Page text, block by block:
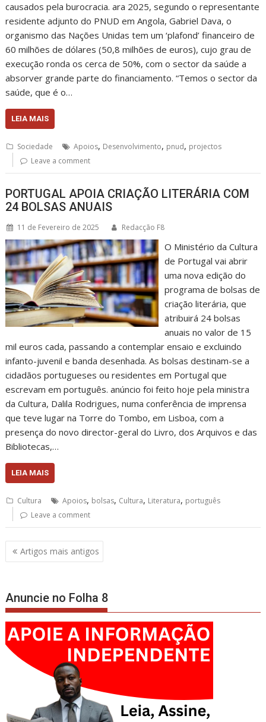
causados pela burocracia. ara 2025, segundo o representante
residente adjunto do PNUD em Angola, Gabriel Dava, o
organismo das Nações Unidas tem um ‘plafond’ financeiro de
60 milhões de dólares (50,8 milhões de euros), cujo grau de
execução ronda os cerca de 50%, com o sector da saúde a
absorver grande parte do financiamento. “Temos o sector da
saúde, que é o…
LEIA MAIS
Sociedade Apoios, Desenvolvimento, pnud, projectos
Leave a comment
PORTUGAL APOIA CRIAÇÃO LITERÁRIA COM
24 BOLSAS ANUAIS
11 de Fevereiro de 2025 Redacção F8
O Ministério da Cultura
de Portugal vai abrir
uma nova edição do
programa de bolsas de
criação literária, que
atribuirá 24 bolsas
anuais no valor de 15
mil euros cada, passando a contemplar ensaio e excluindo
infanto-juvenil e banda desenhada. As bolsas destinam-se a
cidadãos portugueses ou residentes em Portugal que
escrevam em português. anúncio foi feito hoje pela ministra
da Cultura, Dalila Rodrigues, numa conferência de imprensa
que teve lugar na Torre do Tombo, em Lisboa, com a
presença do novo director-geral do Livro, dos Arquivos e das
Bibliotecas,…
LEIA MAIS
Cultura Apoios, bolsas, Cultura, Literatura, português
Leave a comment
Navegação
de
Artigos mais antigos
Anuncie no Folha 8